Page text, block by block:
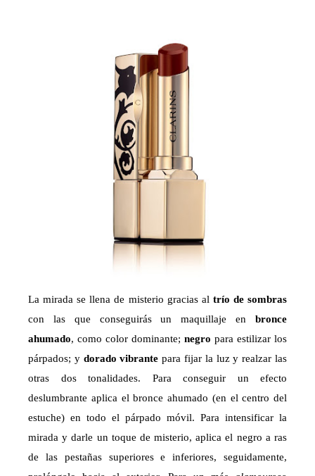
La mirada se llena de misterio gracias al trío de sombras
con las que conseguirás un maquillaje en bronce
ahumado, como color dominante; negro para estilizar los
párpados; y dorado vibrante para fijar la luz y realzar las
otras dos tonalidades. Para conseguir un efecto
deslumbrante aplica el bronce ahumado (en el centro del
estuche) en todo el párpado móvil. Para intensificar la
mirada y darle un toque de misterio, aplica el negro a ras
de las pestañas superiores e inferiores, seguidamente,